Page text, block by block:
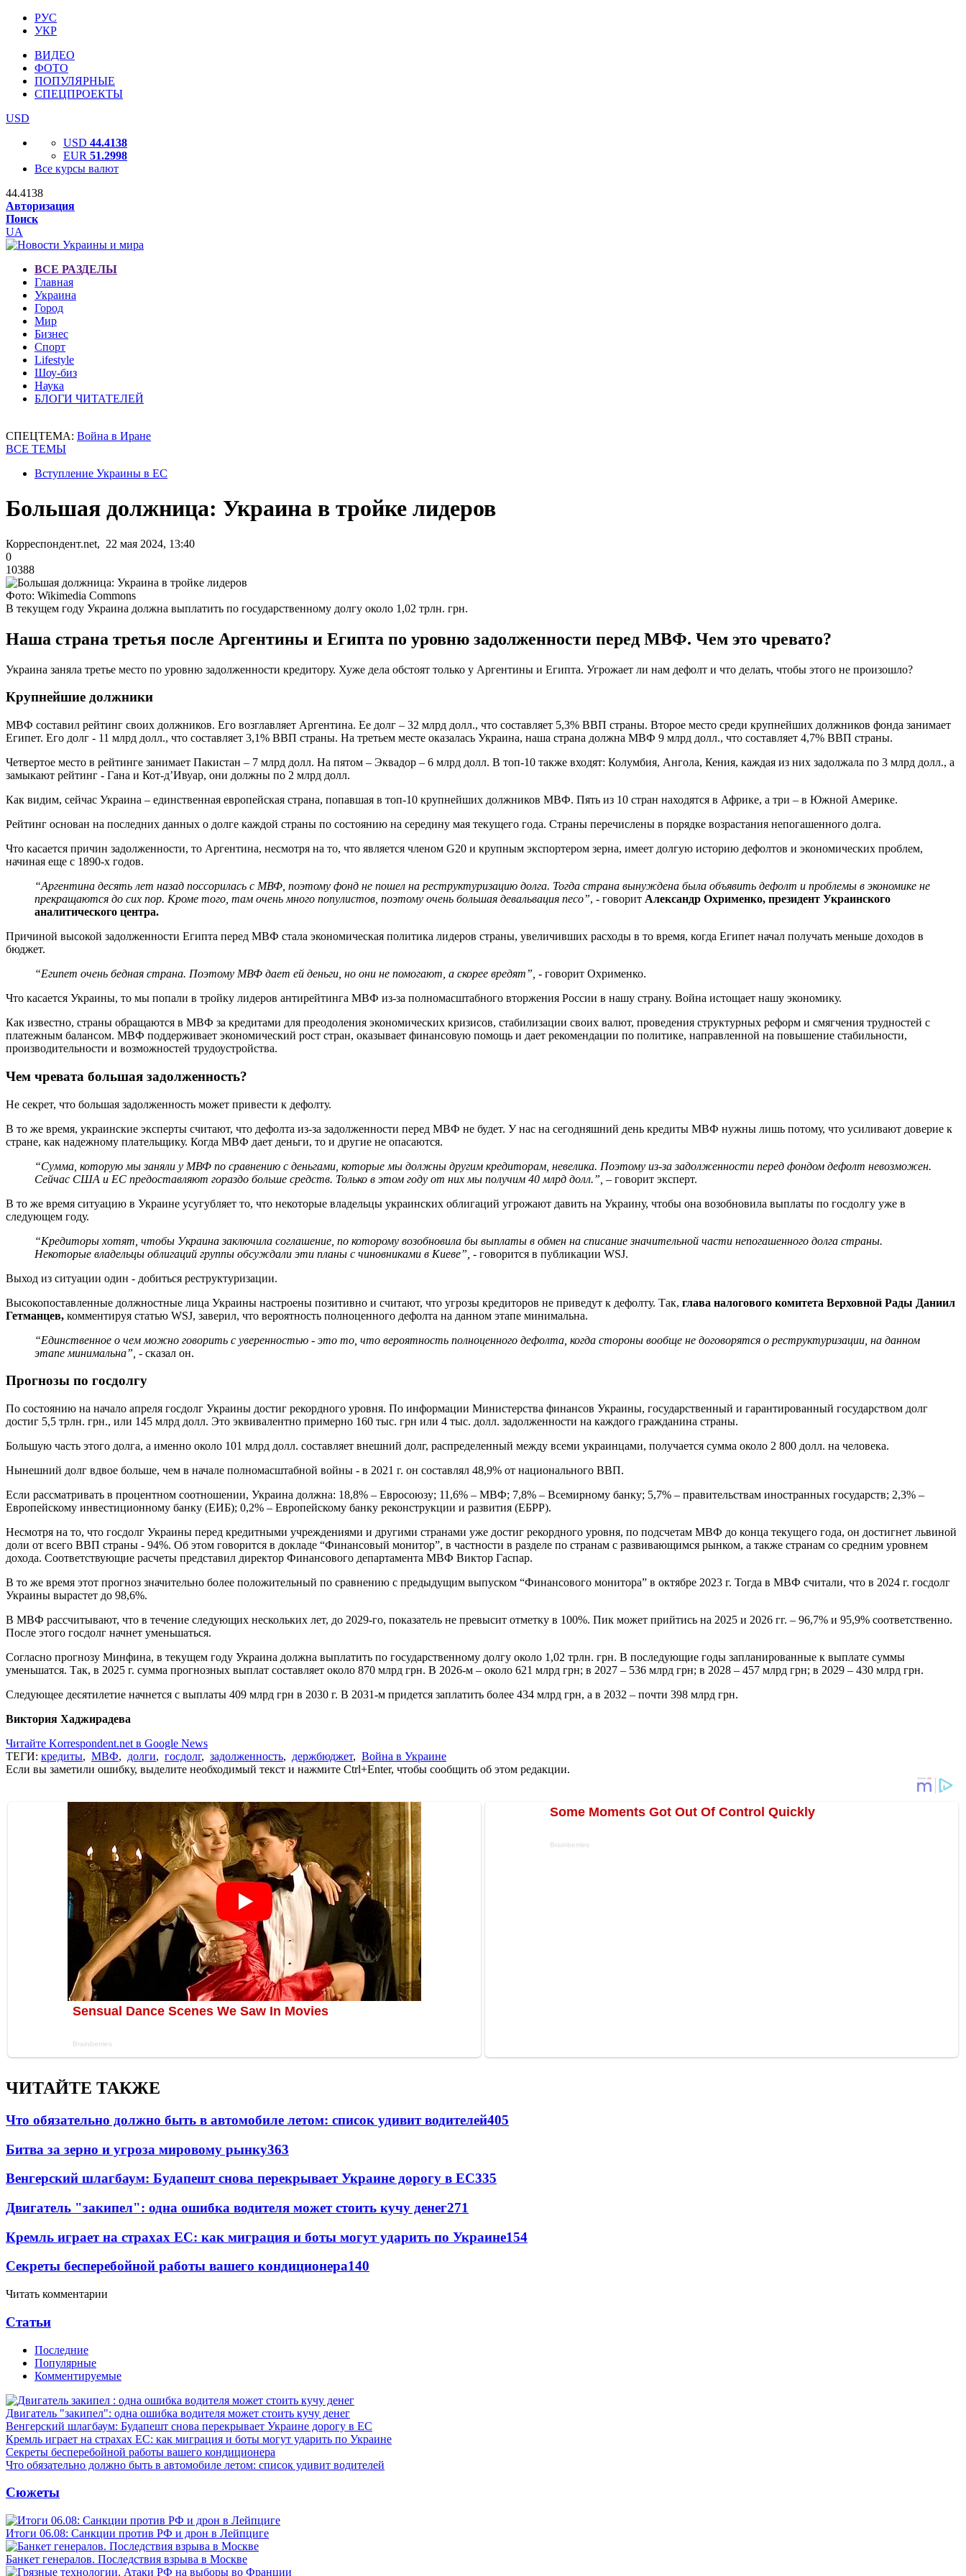
РУС
УКР
ВИДЕО
ФОТО
ПОПУЛЯРНЫЕ
СПЕЦПРОЕКТЫ
USD
USD 44.4138
EUR 51.2998
Все курсы валют
44.4138
Авторизация
Поиск
UA
ВСЕ РАЗДЕЛЫ
Главная
Украина
Город
Мир
Бизнес
Спорт
Lifestyle
Шоу-биз
Наука
БЛОГИ ЧИТАТЕЛЕЙ
СПЕЦТЕМА: Война в Иране
ВСЕ ТЕМЫ
Вступление Украины в ЕС
Большая должница: Украина в тройке лидеров
Корреспондент.net, 22 мая 2024, 13:40
0
10388
Фото: Wikimedia Commons
В текущем году Украина должна выплатить по государственному долгу около 1,02 трлн. грн.
Наша страна третья после Аргентины и Египта по уровню задолженности перед МВФ. Чем это чревато?
Украина заняла третье место по уровню задолженности кредитору. Хуже дела обстоят только у Аргентины и Египта. Угрожает ли нам дефолт и что делать, чтобы этого не произошло?
Крупнейшие должники
МВФ составил рейтинг своих должников. Его возглавляет Аргентина. Ее долг – 32 млрд долл., что составляет 5,3% ВВП страны. Второе место среди крупнейших должников фонда занимает
Египет. Его долг - 11 млрд долл., что составляет 3,1% ВВП страны. На третьем месте оказалась Украина, наша страна должна МВФ 9 млрд долл., что составляет 4,7% ВВП страны.
Четвертое место в рейтинге занимает Пакистан – 7 млрд долл. На пятом – Эквадор – 6 млрд долл. В топ-10 также входят: Колумбия, Ангола, Кения, каждая из них задолжала по 3 млрд долл., а
замыкают рейтинг - Гана и Кот-д’Ивуар, они должны по 2 млрд долл.
Как видим, сейчас Украина – единственная европейская страна, попавшая в топ-10 крупнейших должников МВФ. Пять из 10 стран находятся в Африке, а три – в Южной Америке.
Рейтинг основан на последних данных о долге каждой страны по состоянию на середину мая текущего года. Страны перечислены в порядке возрастания непогашенного долга.
Что касается причин задолженности, то Аргентина, несмотря на то, что является членом G20 и крупным экспортером зерна, имеет долгую историю дефолтов и экономических проблем,
начиная еще с 1890-х годов.
“Аргентина десять лет назад поссорилась с МВФ, поэтому фонд не пошел на реструктуризацию долга. Тогда страна вынуждена была объявить дефолт и проблемы в экономике не
прекращаются до сих пор. Кроме того, там очень много популистов, поэтому очень большая девальвация песо”, - говорит Александр Охрименко, президент Украинского
аналитического центра.
Причиной высокой задолженности Египта перед МВФ стала экономическая политика лидеров страны, увеличивших расходы в то время, когда Египет начал получать меньше доходов в
бюджет.
“Египет очень бедная страна. Поэтому МВФ дает ей деньги, но они не помогают, а скорее вредят”, - говорит Охрименко.
Что касается Украины, то мы попали в тройку лидеров антирейтинга МВФ из-за полномасштабного вторжения России в нашу страну. Война истощает нашу экономику.
Как известно, страны обращаются в МВФ за кредитами для преодоления экономических кризисов, стабилизации своих валют, проведения структурных реформ и смягчения трудностей с
платежным балансом. МВФ поддерживает экономический рост стран, оказывает финансовую помощь и дает рекомендации по политике, направленной на повышение стабильности,
производительности и возможностей трудоустройства.
Чем чревата большая задолженность?
Не секрет, что большая задолженность может привести к дефолту.
В то же время, украинские эксперты считают, что дефолта из-за задолженности перед МВФ не будет. У нас на сегодняшний день кредиты МВФ нужны лишь потому, что усиливают доверие к
стране, как надежному плательщику. Когда МВФ дает деньги, то и другие не опасаются.
“Сумма, которую мы заняли у МВФ по сравнению с деньгами, которые мы должны другим кредиторам, невелика. Поэтому из-за задолженности перед фондом дефолт невозможен.
Сейчас США и ЕС предоставляют гораздо больше средств. Только в этом году от них мы получим 40 млрд долл.”, – говорит эксперт.
В то же время ситуацию в Украине усугубляет то, что некоторые владельцы украинских облигаций угрожают давить на Украину, чтобы она возобновила выплаты по госдолгу уже в
следующем году.
“Кредиторы хотят, чтобы Украина заключила соглашение, по которому возобновила бы выплаты в обмен на списание значительной части непогашенного долга страны.
Некоторые владельцы облигаций группы обсуждали эти планы с чиновниками в Киеве”, - говорится в публикации WSJ.
Выход из ситуации один - добиться реструктуризации.
Высокопоставленные должностные лица Украины настроены позитивно и считают, что угрозы кредиторов не приведут к дефолту. Так, глава налогового комитета Верховной Рады Даниил
Гетманцев, комментируя статью WSJ, заверил, что вероятность полноценного дефолта на данном этапе минимальна.
“Единственное о чем можно говорить с уверенностью - это то, что вероятность полноценного дефолта, когда стороны вообще не договорятся о реструктуризации, на данном
этапе минимальна”, - сказал он.
Прогнозы по госдолгу
По состоянию на начало апреля госдолг Украины достиг рекордного уровня. По информации Министерства финансов Украины, государственный и гарантированный государством долг
достиг 5,5 трлн. грн., или 145 млрд долл. Это эквивалентно примерно 160 тыс. грн или 4 тыс. долл. задолженности на каждого гражданина страны.
Большую часть этого долга, а именно около 101 млрд долл. составляет внешний долг, распределенный между всеми украинцами, получается сумма около 2 800 долл. на человека.
Нынешний долг вдвое больше, чем в начале полномасштабной войны - в 2021 г. он составлял 48,9% от национального ВВП.
Если рассматривать в процентном соотношении, Украина должна: 18,8% – Евросоюзу; 11,6% – МВФ; 7,8% – Всемирному банку; 5,7% – правительствам иностранных государств; 2,3% –
Европейскому инвестиционному банку (ЕИБ); 0,2% – Европейскому банку реконструкции и развития (ЕБРР).
Несмотря на то, что госдолг Украины перед кредитными учреждениями и другими странами уже достиг рекордного уровня, по подсчетам МВФ до конца текущего года, он достигнет львиной
доли от всего ВВП страны - 94%. Об этом говорится в докладе “Финансовый монитор”, в частности в разделе по странам с развивающимся рынком, а также странам со средним уровнем
дохода. Соответствующие расчеты представил директор Финансового департамента МВФ Виктор Гаспар.
В то же время этот прогноз значительно более положительный по сравнению с предыдущим выпуском “Финансового монитора” в октябре 2023 г. Тогда в МВФ считали, что в 2024 г. госдолг
Украины вырастет до 98,6%.
В МВФ рассчитывают, что в течение следующих нескольких лет, до 2029-го, показатель не превысит отметку в 100%. Пик может прийтись на 2025 и 2026 гг. – 96,7% и 95,9% соответственно.
После этого госдолг начнет уменьшаться.
Согласно прогнозу Минфина, в текущем году Украина должна выплатить по государственному долгу около 1,02 трлн. грн. В последующие годы запланированные к выплате суммы
уменьшатся. Так, в 2025 г. сумма прогнозных выплат составляет около 870 млрд грн. В 2026-м – около 621 млрд грн; в 2027 – 536 млрд грн; в 2028 – 457 млрд грн; в 2029 – 430 млрд грн.
Следующее десятилетие начнется с выплаты 409 млрд грн в 2030 г. В 2031-м придется заплатить более 434 млрд грн, а в 2032 – почти 398 млрд грн.
Виктория Хаджирадева
Читайте Korrespondent.net в Google News
ТЕГИ: кредиты, МВФ, долги, госдолг, задолженность, держбюджет, Война в Украине
Если вы заметили ошибку, выделите необходимый текст и нажмите Ctrl+Enter, чтобы сообщить об этом редакции.
ЧИТАЙТЕ ТАКЖЕ
Что обязательно должно быть в автомобиле летом: список удивит водителей405
Битва за зерно и угроза мировому рынку363
Венгерский шлагбаум: Будапешт снова перекрывает Украине дорогу в ЕС335
Двигатель "закипел": одна ошибка водителя может стоить кучу денег271
Кремль играет на страхах ЕС: как миграция и боты могут ударить по Украине154
Секреты бесперебойной работы вашего кондиционера140
Читать комментарии
Статьи
Последние
Популярные
Комментируемые
Двигатель "закипел": одна ошибка водителя может стоить кучу денег
Венгерский шлагбаум: Будапешт снова перекрывает Украине дорогу в ЕС
Кремль играет на страхах ЕС: как миграция и боты могут ударить по Украине
Секреты бесперебойной работы вашего кондиционера
Что обязательно должно быть в автомобиле летом: список удивит водителей
Сюжеты
Итоги 06.08: Санкции против РФ и дрон в Лейпциге
Банкет генералов. Последствия взрыва в Москве